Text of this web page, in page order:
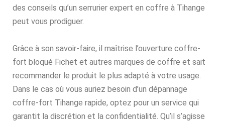
des conseils qu’un serrurier expert en coffre à Tihange
peut vous prodiguer.
Grâce à son savoir-faire, il maîtrise l’ouverture coffre-
fort bloqué Fichet et autres marques de coffre et sait
recommander le produit le plus adapté à votre usage.
Dans le cas où vous auriez besoin d’un dépannage
coffre-fort Tihange rapide, optez pour un service qui
garantit la discrétion et la confidentialité. Qu’il s’agisse